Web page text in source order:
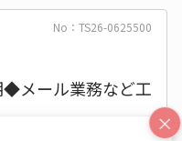
No：TS26-0625500
◆メール業務など工
×